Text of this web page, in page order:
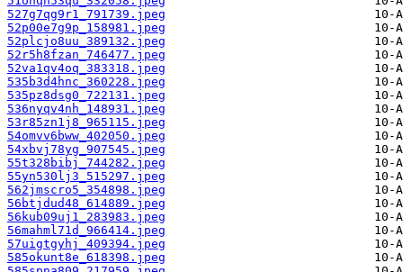
527g7qg9r1_791739.jpeg
52p00e7g9p_158981.jpeg
52plcjo8uu_389132.jpeg
52r5h8fzan_746477.jpeg
52va1qv4oq_383318.jpeg
535b3d4hnc_360228.jpeg
535pz8dsg0_722131.jpeg
536nyqv4nh_148931.jpeg
53r85zn1j8_965115.jpeg
54omvv6bww_402050.jpeg
54xbvj78yg_907545.jpeg
55t328bibj_744282.jpeg
55yn530lj3_515297.jpeg
562jmscro5_354898.jpeg
56btjdud48_614889.jpeg
56kub09uj1_283983.jpeg
56mahml71d_966414.jpeg
57uigtgyhj_409394.jpeg
585okunt8e_618398.jpeg